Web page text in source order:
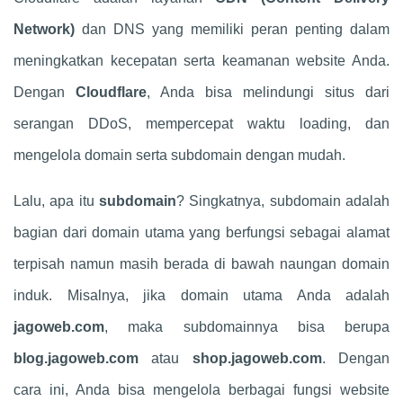
Network) dan DNS yang memiliki peran penting dalam
meningkatkan kecepatan serta keamanan website Anda.
Dengan Cloudflare, Anda bisa melindungi situs dari
serangan DDoS, mempercepat waktu loading, dan
mengelola domain serta subdomain dengan mudah.
Lalu, apa itu subdomain? Singkatnya, subdomain adalah
bagian dari domain utama yang berfungsi sebagai alamat
terpisah namun masih berada di bawah naungan domain
induk. Misalnya, jika domain utama Anda adalah
jagoweb.com, maka subdomainnya bisa berupa
blog.jagoweb.com atau shop.jagoweb.com. Dengan
cara ini, Anda bisa mengelola berbagai fungsi website